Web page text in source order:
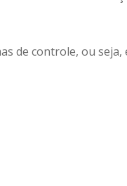
de controle, ou